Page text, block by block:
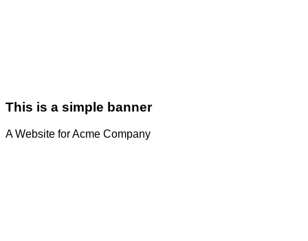
This is a simple banner
A Website for Acme Company